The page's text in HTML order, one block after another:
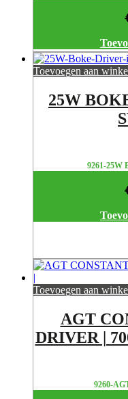
Toevoegen aan
25W
9261-25W
Toevoegen aan
AGT
DRIVER |
9260-